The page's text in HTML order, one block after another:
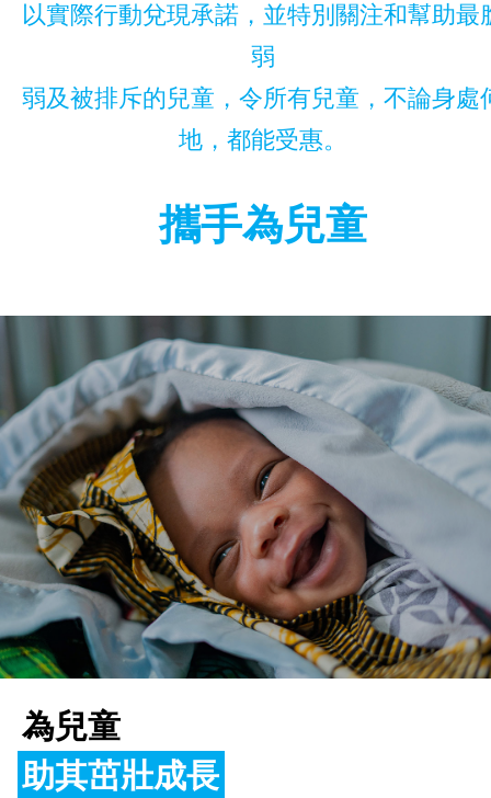
以實際行動兌現承諾，並特別關注和幫助最
弱
弱及被排斥的兒童，令所有兒童，不論身處
地，都能受惠。
攜手為兒童
為兒童
助其茁壯成長